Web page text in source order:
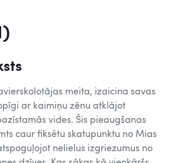
meita, izaicina savas
ar kaimiņu zēnu atklājot
vides. Šis pieaugšanas
caur fiksētu skatupunktu no Mias
nelielus izgriezumus no